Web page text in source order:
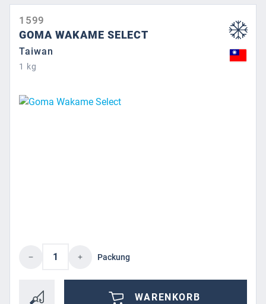
1599
GOMA WAKAME SELECT
Taiwan
1 kg
Produkt Anzahl: Gib den gewünschten
Packung
WARENKORB